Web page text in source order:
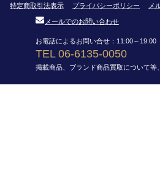
特定商取引法表示
プライバシーポリシー メ
メールでのお問い合わせ
お電話によるお問い合せ：11:00～19:00
TEL 06-6135-0050
掲載商品、ブランド商品買取について等